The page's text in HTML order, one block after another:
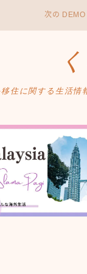
次の DEMO
住に関する生活情